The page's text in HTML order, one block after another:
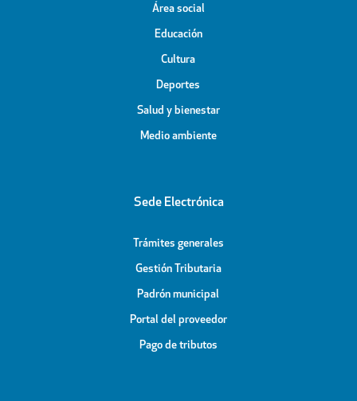
Área social
Educación
Cultura
Deportes
Salud y bienestar
Medio ambiente
Sede Electrónica
Trámites generales
Gestión Tributaria
Padrón municipal
Portal del proveedor
Pago de tributos